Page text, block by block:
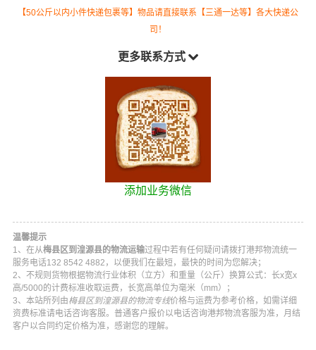
【50公斤以内小件快递包裹等】物品请直接联系【三通一达等】各大快递公
司！
更多联系方式
添加业务微信
温馨提示
1、在从梅县区到湟源县的物流运输过程中若有任何疑问请拨打 港邦物流统一
服务电话132 8542 4882 ，以便我们在最短，最快的时间为您解决；
2、不规则货物根据物流行业体积（立方）和重量（公斤）换算公式：长x宽x
高/5000的计费标准收取运费，长宽高单位为毫米（mm）；
3、本站所列由梅县区到湟源县的物流专线价格与运费为参考价格，如需详细
资费标准请电话咨询客服。普通客户报价以电话咨询港邦物流客服为准，月结
客户以合同约定价格为准，感谢您的理解。